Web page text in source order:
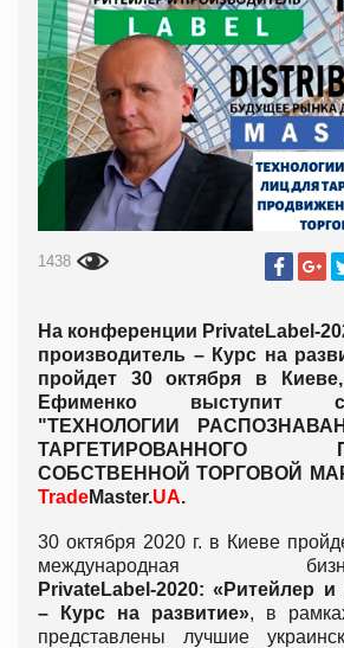
1438
На конференции PrivateLabel-
производитель – Курс на
пройдет 30 октября в
Ефименко выступит с
"ТЕХНОЛОГИИ
ТАРГЕТИРОВАННОГО
СОБСТВЕННОЙ ТОРГОВОЙ
TradeMaster.UA.
30 октября 2020 г. в Киеве
международная бизнес-
PrivateLabel-2020: «Ритейлер
– Курс на развитие», в
представлены лучшие